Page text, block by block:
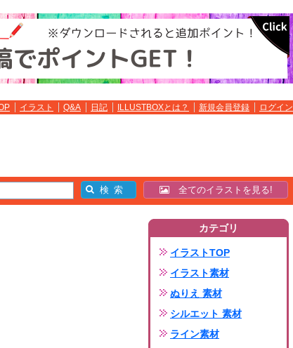
イラスト Q&A 日記 ILLUSTBOXとは？ 新規会員登録 ログイン
全てのイラストを見る!
カテゴリ
イラストTOP
イラスト素材
ぬりえ 素材
シルエット 素材
ライン素材